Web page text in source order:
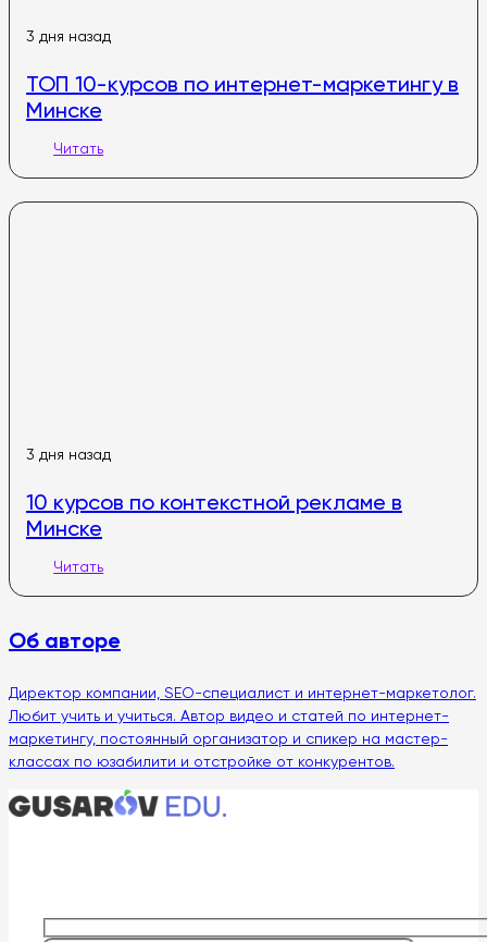
3 дня назад
ТОП 10-курсов по интернет-маркетингу в
Минске
Читать
3 дня назад
10 курсов по контекстной рекламе в
Минске
Читать
Об авторе
Директор компании, SEO-специалист и интернет-маркетолог.
Любит учить и учиться. Автор видео и статей по интернет-
маркетингу, постоянный организатор и спикер на мастер-
классах по юзабилити и отстройке от конкурентов.